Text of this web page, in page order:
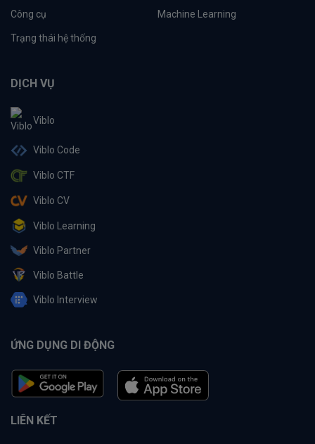
Công cụ Machine Learning
Trạng thái hệ thống
DỊCH VỤ
Viblo
Viblo Code
Viblo CTF
Viblo CV
Viblo Learning
Viblo Partner
Viblo Battle
Viblo Interview
ỨNG DỤNG DI ĐỘNG
LIÊN KẾT